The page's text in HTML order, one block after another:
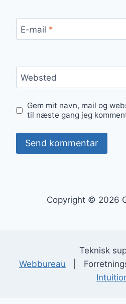
E-mail *
Websted
Gem mit navn, mail og
til næste gang jeg
Copyright © 2026
Teknisk
Webbureau |